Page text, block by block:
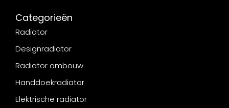
Categorieën
Radiator
Designradiator
Radiator ombouw
Handdoekradiator
Elektrische radiator